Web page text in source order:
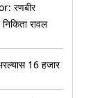
रणबीर
रावल
16 हजार